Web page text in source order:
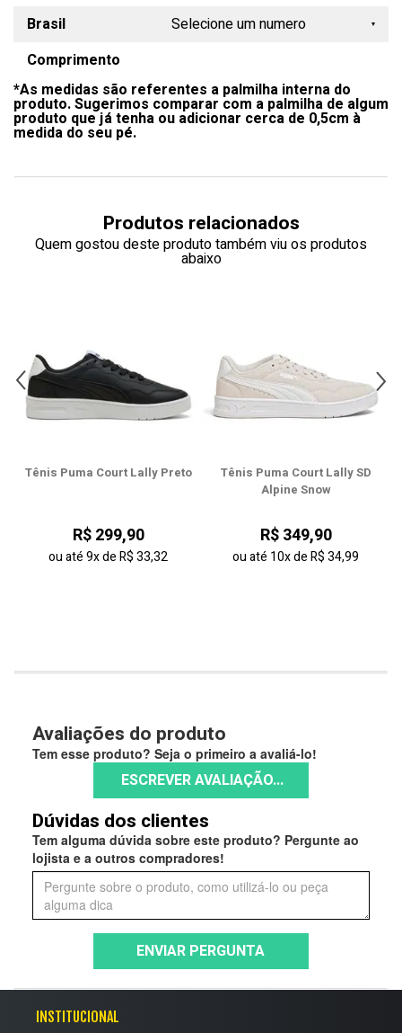
Brasil
Comprimento
*As medidas são referentes a palmilha interna do
produto. Sugerimos comparar com a palmilha de algum
produto que já tenha ou adicionar cerca de 0,5cm à
medida do seu pé.
Selecione um numero
35
39
43
44
Produtos relacionados
Quem gostou deste produto também viu os produtos
abaixo
Tênis Puma Court Lally Preto
R$ 299,90
ou até9xdeR$ 33,32
Tênis Puma Court Lally SD
Alpine Snow
R$ 349,90
ou até 10xdeR$ 34,99
Avaliações do produto
Tem esse produto? Seja o primeiro a avaliá-lo!
ESCREVER AVALIAÇÃO...
Dúvidas dos clientes
Tem alguma dúvida sobre este produto? Pergunte ao
lojista e a outros compradores!
ENVIAR PERGUNTA
INSTITUCIONAL